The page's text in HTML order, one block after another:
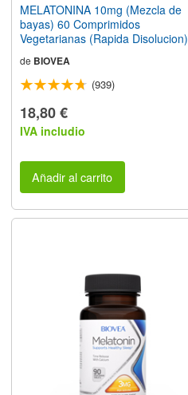
MELATONINA 10mg (Mezcla de
bayas) 60 Comprimidos
Vegetarianas (Rapida Disolucion)
de BIOVEA
(939)
18,80 €
IVA includio
Añadir al carrito